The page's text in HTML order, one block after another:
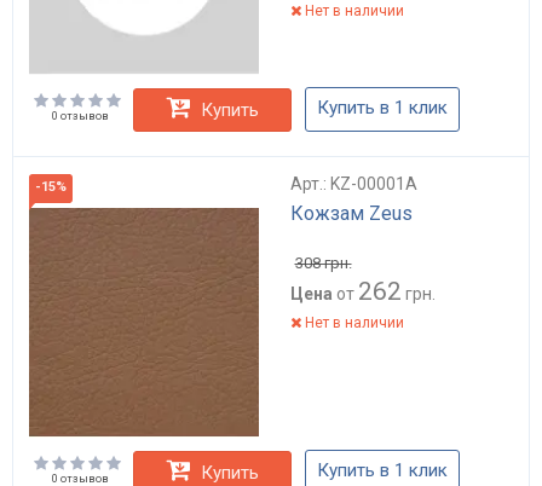
Нет в наличии
0 отзывов Купить Купить в 1 клик
-15% Арт.: KZ-00001A
Кожзам Zeus
308грн.
Цена от 262 грн.
Нет в наличии
0 отзывов Купить Купить в 1 клик